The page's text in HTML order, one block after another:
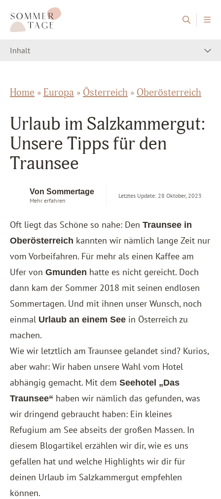
Zum Inhalt springen
Sommertage - Der Reiseblog aus Österreich
Inhalt
Home » Europa » Österreich » Oberösterreich
Urlaub im Salzkammergut:
Unsere Tipps für den
Traunsee
Von Sommertage
Mehr erfahren
Letztes Update: 28 Oktober, 2023
Oft liegt das Schöne so nahe: Den Traunsee in
Oberösterreich kannten wir nämlich lange Zeit nur
vom Vorbeifahren. Für mehr als einen Kaffee am
Ufer von Gmunden hatte es nicht gereicht. Doch
dann kam der Sommer 2018 mit seinen endlosen
Sommertagen. Und mit ihnen unser Wunsch, noch
einmal Urlaub an einem See in Österreich zu
machen.
Wie wir letztlich am Traunsee gelandet sind? Kurios,
aber wahr: Wir haben unsere Wahl vom Hotel
abhängig gemacht. Mit dem Seehotel „Das
Traunsee“ haben wir nämlich das gefunden, was
wir dringend gebraucht haben: Ein kleines
Refugium am See abseits der großen Massen. In
diesem Blogartikel erzählen wir dir, wie es uns
gefallen hat und welche Highlights wir dir für
deinen Urlaub im Salzkammergut empfehlen
können.